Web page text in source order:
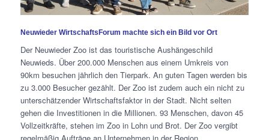
Neuwieder WirtschaftsForum machte sich ein Bild vor Ort
Der Neuwieder Zoo ist das touristische Aushängeschild
Neuwieds. Über 200.000 Menschen aus einem Umkreis von
90km besuchen jährlich den Tierpark. An guten Tagen werden bis
zu 3.000 Besucher gezählt. Der Zoo ist zudem auch ein nicht zu
unterschätzender Wirtschaftsfaktor in der Stadt. Nicht selten
gehen die Investitionen in die Millionen. 93 Menschen, davon 45
Vollzeitkräfte, stehen im Zoo in Lohn und Brot. Der Zoo vergibt